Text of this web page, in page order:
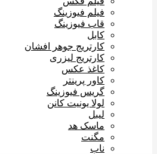
فیلم فیوزینگ
قاب فیوزینگ
کابل
کارتریج جوهر افشان
کارتریج لیزری
کاغذ عکس
کاور پرینتر
گریس فیوزینگ
لولا یونیت کانن
لیبل
ماسک هد
مگنت
ناب